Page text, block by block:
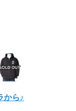
から♪